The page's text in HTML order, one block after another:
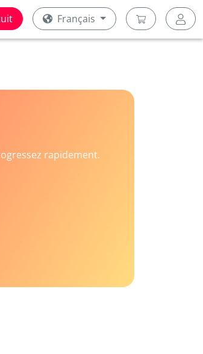
Français
rapidement.